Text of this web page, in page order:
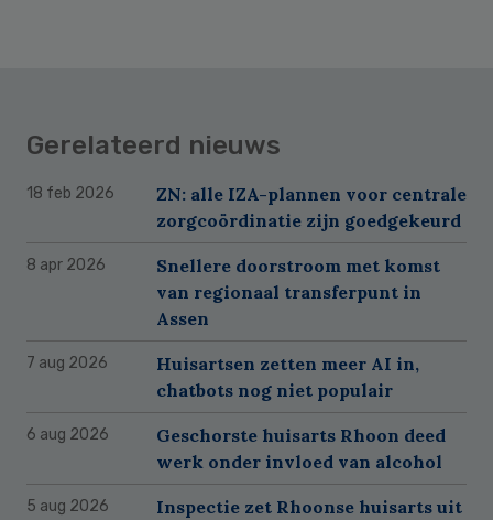
Gerelateerd nieuws
18 feb 2026
ZN: alle IZA-plannen voor centrale
zorgcoördinatie zijn goedgekeurd
8 apr 2026
Snellere doorstroom met komst
van regionaal transferpunt in
Assen
7 aug 2026
Huisartsen zetten meer AI in,
chatbots nog niet populair
6 aug 2026
Geschorste huisarts Rhoon deed
werk onder invloed van alcohol
5 aug 2026
Inspectie zet Rhoonse huisarts uit